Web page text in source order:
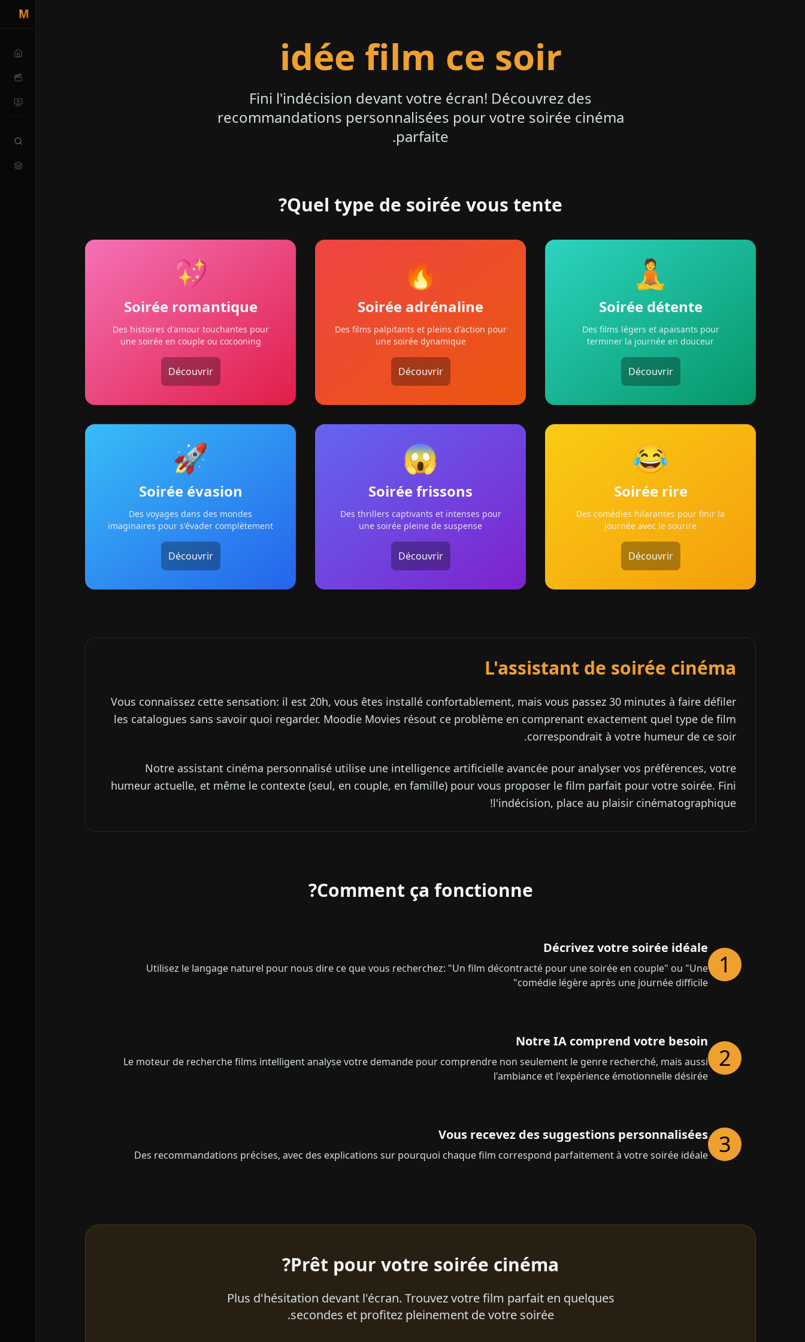
idée film ce soir
Fini l'indécision devant votre écran! Découvrez des
recommandations personnalisées pour votre soirée cinéma
parfaite.
Quel type de soirée vous tente?
🧘
Soirée détente
Des films légers et apaisants pour
terminer la journée en douceur
Découvrir
🔥
Soirée adrénaline
Des films palpitants et pleins d'action pour
une soirée dynamique
Découvrir
💖
Soirée romantique
Des histoires d'amour touchantes pour
une soirée en couple ou cocooning
Découvrir
😂
Soirée rire
Des comédies hilarantes pour finir la
journée avec le sourire
Découvrir
😱
Soirée frissons
Des thrillers captivants et intenses pour
une soirée pleine de suspense
Découvrir
🚀
Soirée évasion
Des voyages dans des mondes
imaginaires pour s'évader complètement
Découvrir
L'assistant de soirée cinéma
Vous connaissez cette sensation: il est 20h, vous êtes installé confortablement, mais vous passez 30 minutes à faire défiler
les catalogues sans savoir quoi regarder. Moodie Movies résout ce problème en comprenant exactement quel type de film
correspondrait à votre humeur de ce soir.
Notre assistant cinéma personnalisé utilise une intelligence artificielle avancée pour analyser vos préférences, votre
humeur actuelle, et même le contexte (seul, en couple, en famille) pour vous proposer le film parfait pour votre soirée. Fini
l'indécision, place au plaisir cinématographique!
Comment ça fonctionne?
1
Décrivez votre soirée idéale
Utilisez le langage naturel pour nous dire ce que vous recherchez: "Un film décontracté pour une soirée en couple" ou "Une
comédie légère après une journée difficile"
2
Notre IA comprend votre besoin
Le moteur de recherche films intelligent analyse votre demande pour comprendre non seulement le genre recherché, mais aussi
l'ambiance et l'expérience émotionnelle désirée
3
Vous recevez des suggestions personnalisées
Des recommandations précises, avec des explications sur pourquoi chaque film correspond parfaitement à votre soirée idéale
Prêt pour votre soirée cinéma?
Plus d'hésitation devant l'écran. Trouvez votre film parfait en quelques
secondes et profitez pleinement de votre soirée.